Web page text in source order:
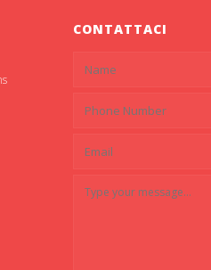
CONTATTACI